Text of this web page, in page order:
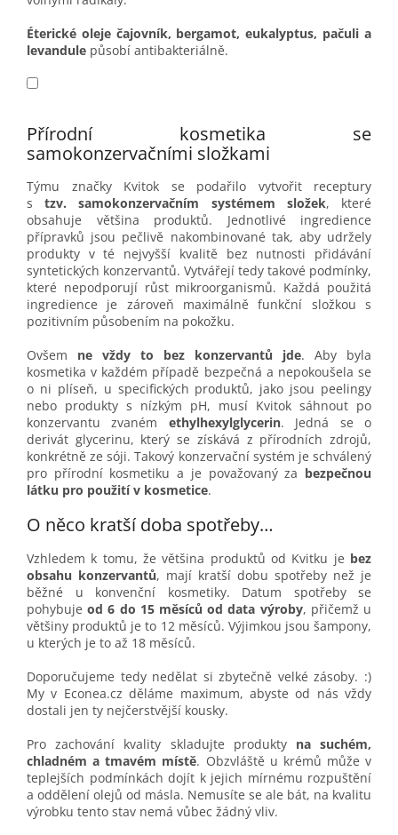
Éterické oleje čajovník, bergamot, eukalyptus, pačuli a
levandule působí antibakteriálně.
Přírodní kosmetika se
samokonzervačními složkami
Týmu značky Kvitok se podařilo vytvořit receptury
stzv. samokonzervačním systémem složek, které
obsahuje většina produktů. Jednotlivé ingredience
přípravků jsou pečlivě nakombinované tak, aby udržely
produkty v té nejvyšší kvalitě bez nutnosti přidávání
syntetických konzervantů. Vytvářejí tedy takové podmínky,
které nepodporují růst mikroorganismů. Každá použitá
ingredience je zároveň maximálně funkční složkou s
pozitivním působením na pokožku.
Ovšem ne vždy to bez konzervantů jde. Aby byla
kosmetika v každém případě bezpečná a nepokoušela se
o ni plíseň, u specifických produktů, jako jsou peelingy
nebo produkty s nízkým pH, musí Kvitok sáhnout po
konzervantu zvaném ethylhexylglycerin. Jedná se o
derivát glycerinu, který se získává z přírodních zdrojů,
konkrétně ze sóji. Takový konzervační systém je schválený
pro přírodní kosmetiku a je považovaný za bezpečnou
látku pro použití v kosmetice.
O něco kratší doba spotřeby…
Vzhledem k tomu, že většina produktů od Kvitku je bez
obsahu konzervantů, mají kratší dobu spotřeby než je
běžné u konvenční kosmetiky. Datum spotřeby se
pohybuje od 6 do 15 měsíců od data výroby, přičemž u
většiny produktů je to 12 měsíců. Výjimkou jsou šampony,
u kterých je to až 18 měsíců.
Doporučujeme tedy nedělat si zbytečně velké zásoby. :)
My v Econea.cz děláme maximum, abyste od nás vždy
dostali jen ty nejčerstvější kousky.
Pro zachování kvality skladujte produkty na suchém,
chladném a tmavém místě. Obzvláště u krémů může v
teplejších podmínkách dojít k jejich mírnému rozpuštění
a oddělení olejů od másla. Nemusíte se ale bát, na kvalitu
výrobku tento stav nemá vůbec žádný vliv.